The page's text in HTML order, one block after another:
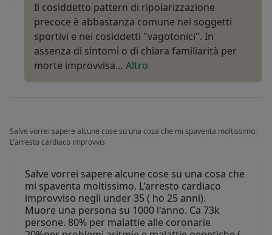
Il cosiddetto pattern di ripolarizzazione
precoce è abbastanza comune nei soggetti
sportivi e nei cosiddetti "vagotonici". In
assenza di sintomi o di chiara familiarità per
morte improvvisa… Altro
Salve vorrei sapere alcune cose su una cosa che mi spaventa moltissimo.
L'arresto cardiaco improvvis
Salve vorrei sapere alcune cose su una cosa che
mi spaventa moltissimo. L'arresto cardiaco
improvviso negli under 35 ( ho 25 anni).
Muore una persona su 1000 l'anno. Ca 73k
persone. 80% per malattie alle coronarie